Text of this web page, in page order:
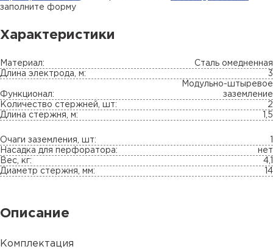
заполните форму
Характеристики
Материал:
Сталь омедненная
Длина электрода, м:
3
Функционал:
Модульно-штыревое
заземление
Количество стержней, шт:
2
Длина стержня, м:
1,5
Очаги заземления, шт:
Насадка для перфоратора:
нет
Вес, кг:
4,1
Диаметр стержня, мм:
14
Описание
Комплектация